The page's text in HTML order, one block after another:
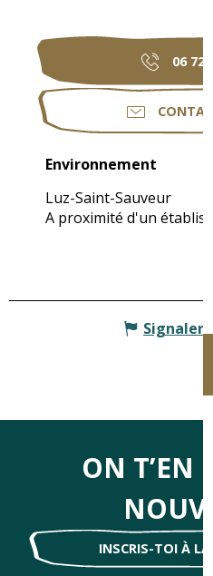
06 72
Environnement
Environnement
Luz-Saint-Sauveur
A proximité d'un
Signaler
ON T’EN
INSCRIS-TOI À